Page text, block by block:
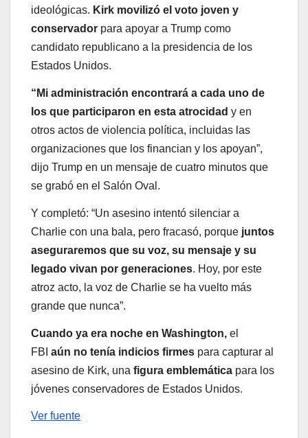
ideológicas. Kirk movilizó el voto joven y
conservador para apoyar a Trump como
candidato republicano a la presidencia de los
Estados Unidos.
“Mi administración encontrará a cada uno de
los que participaron en esta atrocidad y en
otros actos de violencia política, incluidas las
organizaciones que los financian y los apoyan”,
dijo Trump en un mensaje de cuatro minutos que
se grabó en el Salón Oval.
Y completó: “Un asesino intentó silenciar a
Charlie con una bala, pero fracasó, porque juntos
aseguraremos que su voz, su mensaje y su
legado vivan por generaciones. Hoy, por este
atroz acto, la voz de Charlie se ha vuelto más
grande que nunca”.
Cuando ya era noche en Washington, el
FBI aún no tenía indicios firmes para capturar al
asesino de Kirk, una figura emblemática para los
jóvenes conservadores de Estados Unidos.
Ver fuente